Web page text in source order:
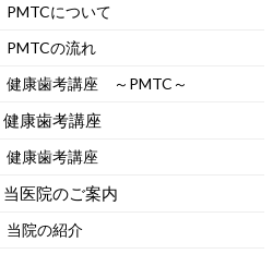
PMTCについて
PMTCの流れ
健康歯考講座 ～PMTC～
健康歯考講座
健康歯考講座
当医院のご案内
当院の紹介